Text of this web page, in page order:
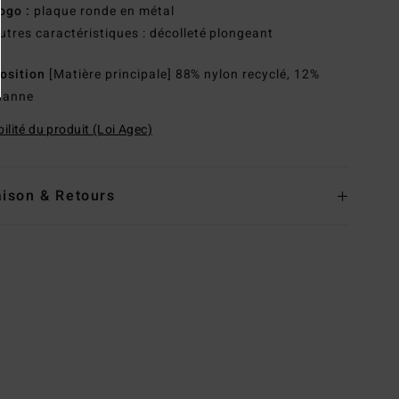
Logo : plaque ronde en métal
Autres caractéristiques : décolleté plongeant
[Matière principale] 88% nylon recyclé, 12%
du produit (Loi Agec)
& Retours